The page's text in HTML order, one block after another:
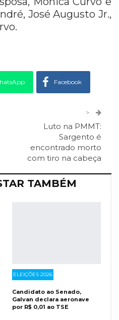
José Augusto Jr.,
Facebook
Viber O email
>
Luto na PMMT:
Sargento é
encontrado morto
com tiro na cabeça
TAMBÉM
ELEIÇÕES 2026
Candidato ao Senado,
Galvan declara aeronave
por R$ 0,01 ao TSE